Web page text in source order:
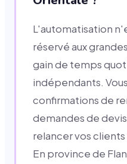
L'automatisation
réservé aux
gain de temps
indépendants.
confirmations de
demandes de
relancer vos clients
En province de